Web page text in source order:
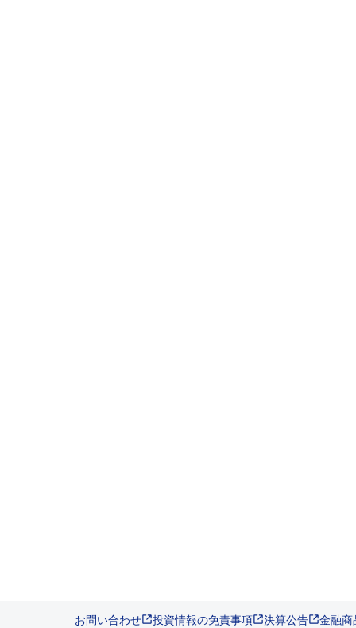
お問い合わせ 投資情報の免責事項 決算公告 金融